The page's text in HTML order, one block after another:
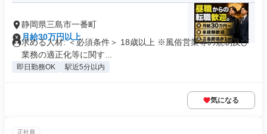
静岡県三島市一番町
月給30万円以上
求める人材: ＜必須条件＞ 18歳以上 ※風俗営業等の規制及び
業務の適正化等に関す...
即日勤務OK 駅近5分以内
気になる
正社員